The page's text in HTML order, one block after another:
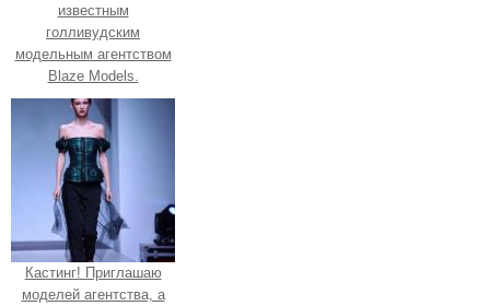
известным
голливудским
модельным агентством
Blaze Models.
Кастинг! Приглашаю
моделей агентства, а